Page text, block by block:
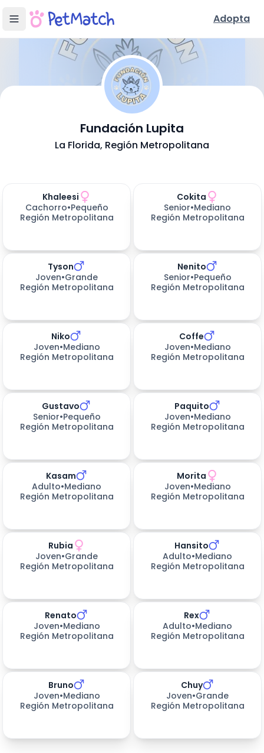
Adopta
Fundación Lupita
Conoce Nuestra Fundación
La Florida, Región Metropolitana
Khaleesi
Cachorro•Pequeño
Región Metropolitana
Cokita
Senior•Mediano
Región Metropolitana
Tyson
Joven•Grande
Región Metropolitana
Nenito
Senior•Pequeño
Región Metropolitana
Niko
Joven•Mediano
Región Metropolitana
Coffe
Joven•Mediano
Región Metropolitana
Gustavo
Senior•Pequeño
Región Metropolitana
Paquito
Joven•Mediano
Región Metropolitana
Kasam
Adulto•Mediano
Región Metropolitana
Morita
Joven•Mediano
Región Metropolitana
Rubia
Joven•Grande
Región Metropolitana
Hansito
Adulto•Mediano
Región Metropolitana
Renato
Joven•Mediano
Región Metropolitana
días esperando
Rex
Adulto•Mediano
Región Metropolitana
días esperando
Bruno
Joven•Mediano
Región Metropolitana
días esperando
Chuy
Joven•Grande
Región Metropolitana